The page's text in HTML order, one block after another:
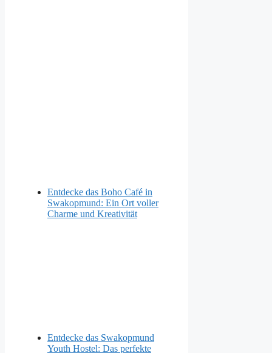
Entdecke das Boho Café in
Swakopmund: Ein Ort voller
Charme und Kreativität
Entdecke das Swakopmund
Youth Hostel: Das perfekte